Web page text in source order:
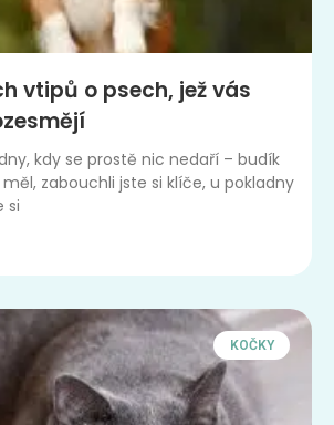
vtipů o psech, jež vás
kdy se prostě nic nedaří – budík
měl, zabouchli jste si klíče, u pokladny
si
KOČKY